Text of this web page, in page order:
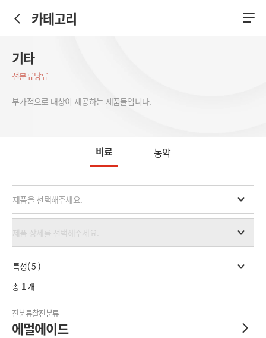
카테고리
기타
전분류당류
부가적으로 대상이 제공하는 제품들입니다.
비료 농약
제품을 선택해주세요.
제품 상세를 선택해주세요.
특성( 5 )
총 1개
전분류찰전분류
에멀에이드